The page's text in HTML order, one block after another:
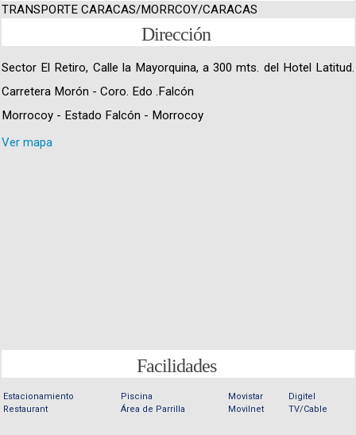
TRANSPORTE CARACAS/MORRCOY/CARACAS
Dirección
Sector El Retiro, Calle la Mayorquina, a 300 mts. del Hotel Latitud.
Carretera Morón - Coro. Edo .Falcón
Morrocoy - Estado Falcón - Morrocoy
Ver mapa
Facilidades
Estacionamiento
Restaurant
Piscina
Área de Parrilla
Movistar
Movilnet
Digitel
TV/Cable